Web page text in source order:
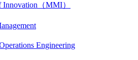
Innovation（MMI）
Engineering